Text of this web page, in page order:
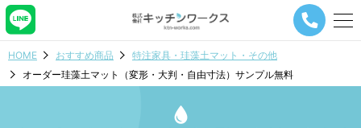
メ
ナ
HOME おすすめ商品
特注家具・珪藻土マット・その他
オーダー珪藻土マット（変形・大判・自由寸法）サンプル無料